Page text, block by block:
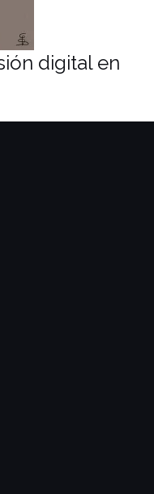
digital en